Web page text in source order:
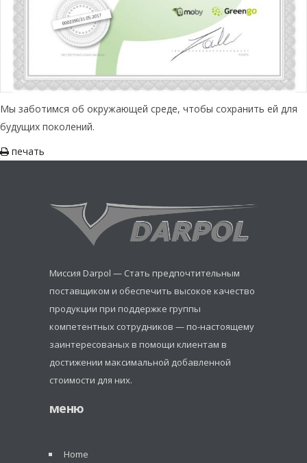
Мы заботимся об окружающей среде, чтобы сохранить ей для
будущих поколений.
печать
Миссия Darpol — Стать предпочтительным
поставщиком и обеспечить высокое качество
продукции при поддержке группы
компетентных сотрудников — по-настоящему
заинтересованых в помощи клиентам в
достижении максимальной добавленной
стоимости для них.
меню
Home